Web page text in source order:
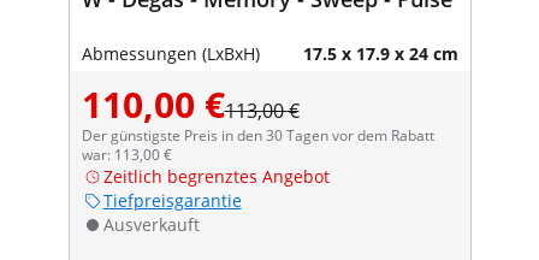
Abmessungen (LxBxH) 17.5 x 17.9 x 24 cm
110,00 €113,00 €
Der günstigste Preis in den 30 Tagen vor dem Rabatt
war: 113,00 €
Zeitlich begrenztes Angebot
Tiefpreisgarantie
Ausverkauft